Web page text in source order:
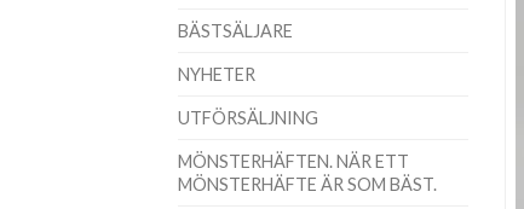
BÄSTSÄLJARE
NYHETER
UTFÖRSÄLJNING
MÖNSTERHÄFTEN. NÄR ETT
MÖNSTERHÄFTE ÄR SOM BÄST.